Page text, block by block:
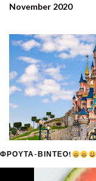
November 2020
ΦΡΟΥΤΑ-ΒΙΝΤΕΟ!